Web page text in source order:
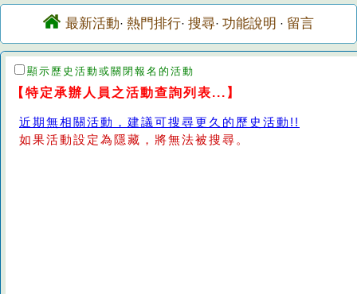
最新活動· 熱門排行· 搜尋· 功能說明 · 留言
顯示歷史活動或關閉報名的活動
【特定承辦人員之活動查詢列表...】
近期無相關活動，建議可搜尋更久的歷史活動!!
如果活動設定為隱藏，將無法被搜尋。